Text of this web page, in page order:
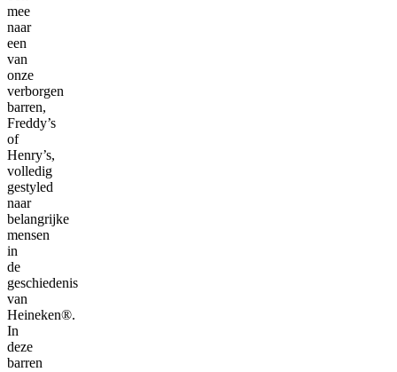
mee
naar
een
van
onze
verborgen
barren,
Freddy’s
of
Henry’s,
volledig
gestyled
naar
belangrijke
mensen
in
de
geschiedenis
van
Heineken®.
In
deze
barren